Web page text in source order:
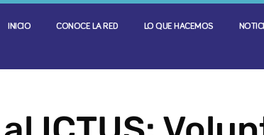
INICIO CONOCE LA RED LO QUE HACEMOS